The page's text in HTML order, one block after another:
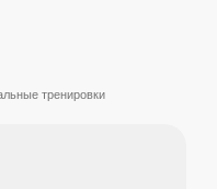
тренировки